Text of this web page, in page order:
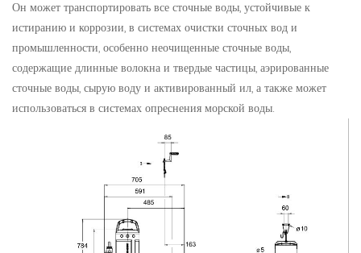
Он может транспортировать все сточные воды, устойчивые к
истиранию и коррозии, в системах очистки сточных вод и
промышленности, особенно неочищенные сточные воды,
содержащие длинные волокна и твердые частицы, аэрированные
сточные воды, сырую воду и активированный ил, а также может
использоваться в системах опреснения морской воды.